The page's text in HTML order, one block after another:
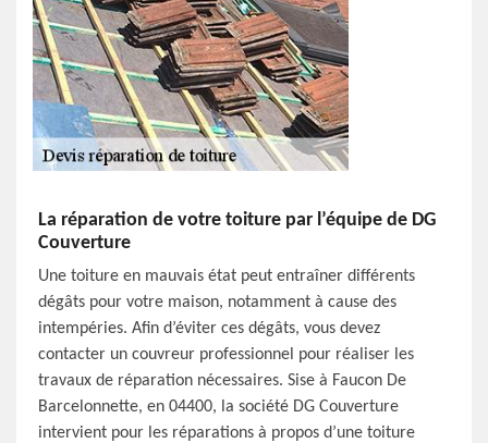
La réparation de votre toiture par l’équipe de DG
Couverture
Une toiture en mauvais état peut entraîner différents
dégâts pour votre maison, notamment à cause des
intempéries. Afin d’éviter ces dégâts, vous devez
contacter un couvreur professionnel pour réaliser les
travaux de réparation nécessaires. Sise à Faucon De
Barcelonnette, en 04400, la société DG Couverture
intervient pour les réparations à propos d’une toiture